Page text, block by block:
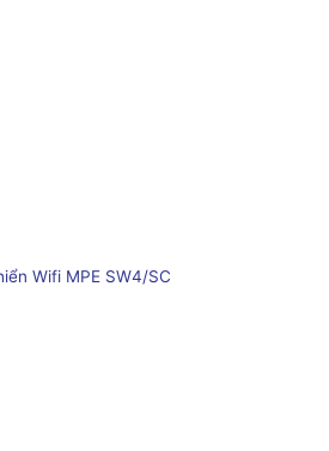
Wifi MPE SW4/SC